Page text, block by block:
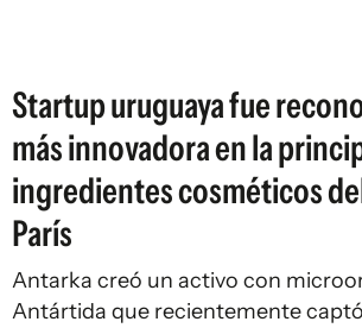
Startup uruguaya fue
más innovadora en la
ingredientes cosméticos
París
Antarka creó un activo con
Antártida que recientemente